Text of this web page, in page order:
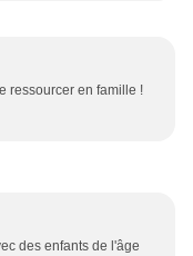
ressourcer en famille !
des enfants de l'âge